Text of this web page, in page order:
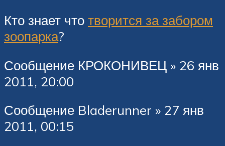
Кто знает что творится за забором
зоопарка?
Сообщение КРОКОНИВЕЦ » 26 янв
2011, 20:00
Сообщение Bladerunner » 27 янв
2011, 00:15